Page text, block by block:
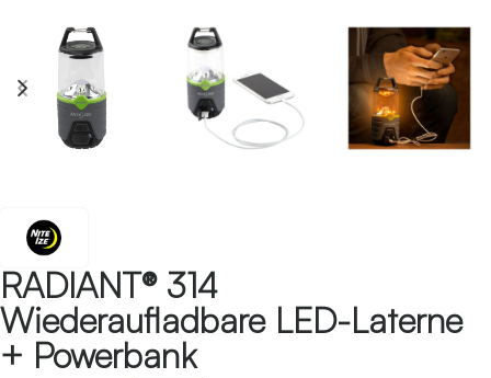
RADIANT® 314
Wiederaufladbare LED-Laterne
+ Powerbank